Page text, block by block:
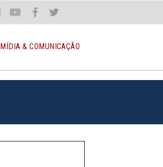
You Face Twit
MÍDIA & COMUNICAÇÃO